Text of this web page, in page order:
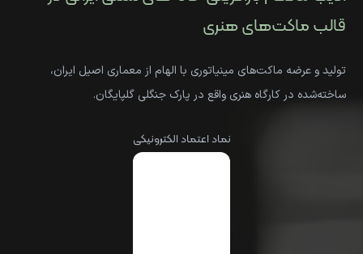
قالب ماکت‌های هنری
تولید و عرضه ماکت‌های مینیاتوری با الهام از معماری اصیل ایران،
ساخته‌شده در کارگاه هنری واقع در پارک جنگلی گلپایگان.
نماد اعتماد الکترونیکی